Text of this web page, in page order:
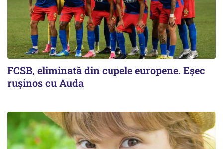
FCSB, eliminată din cupele europene. Eşec
ruşinos cu Auda